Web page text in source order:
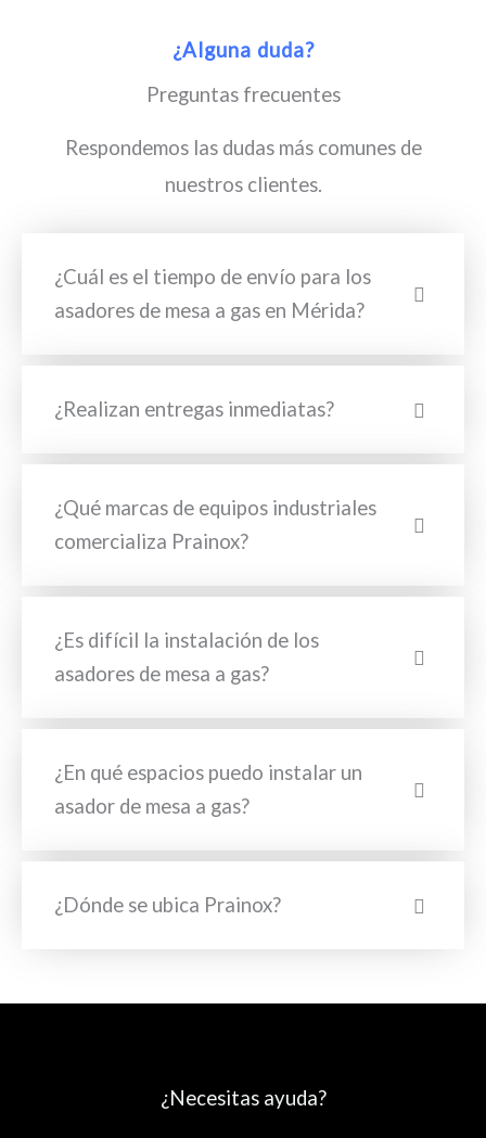
¿Alguna duda?
Preguntas frecuentes
Respondemos las dudas más comunes de
nuestros clientes.
¿Cuál es el tiempo de envío para los
asadores de mesa a gas en Mérida?
¿Realizan entregas inmediatas?
¿Qué marcas de equipos industriales
comercializa Prainox?
¿Es difícil la instalación de los
asadores de mesa a gas?
¿En qué espacios puedo instalar un
asador de mesa a gas?
¿Dónde se ubica Prainox?
¿Necesitas ayuda?